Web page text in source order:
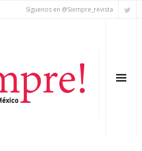
Síguenos en @Siempre_revista